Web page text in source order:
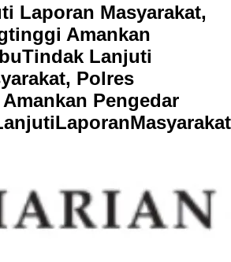
Laporan Masyarakat,
Amankan
Tindak Lanjuti
Polres
Pengedar
anjutiLaporanMasyarakat